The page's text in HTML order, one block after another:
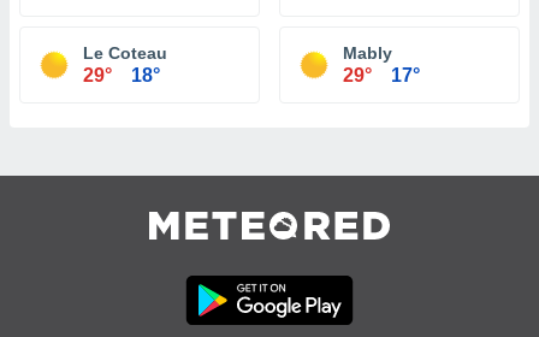
Le Coteau
29° 18°
Mably
29° 17°